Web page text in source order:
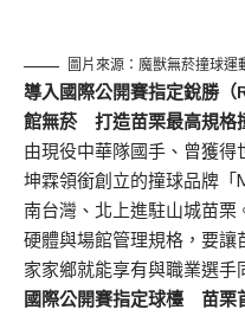
圖片來源：魔獸無菸撞球
導入國際公開賽指定銳勝（
館無菸 打造苗栗最高規格
由現役中華隊國手、曾獲
坤霖領銜創立的撞球品牌
南台灣、北上進駐山城苗
硬體與場館管理規格，要讓
家家鄉就能享有與職業選手
國際公開賽指定球檯 苗栗